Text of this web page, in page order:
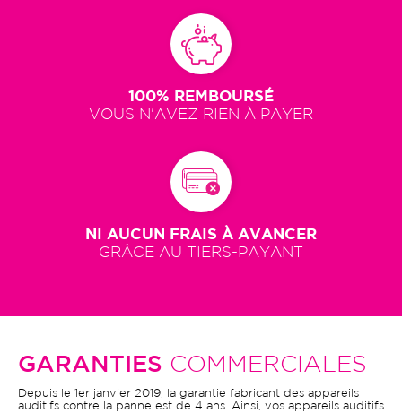
100% REMBOURSÉ
VOUS N'AVEZ RIEN À PAYER
NI AUCUN FRAIS À AVANCER
GRÂCE AU TIERS-PAYANT
GARANTIES COMMERCIALES
Depuis le 1er janvier 2019, la garantie fabricant des appareils
auditifs contre la panne est de 4 ans. Ainsi, vos appareils auditifs